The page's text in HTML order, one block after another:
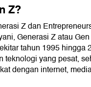
Z?
Z dan
Generasi Z atau
tahun 1995 hingga
teknologi yang pesat,
dengan internet,